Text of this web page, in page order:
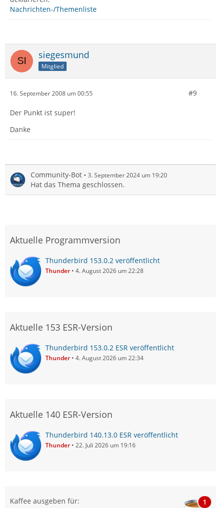
Nachrichten-/Themenliste
siegesmund
Mitglied
16. September 2008 um 00:55 #9
Der Punkt ist super!
Danke
Community-Bot 3. September 2024 um 19:20
Hat das Thema geschlossen.
Aktuelle Programmversion
Thunderbird 153.0.2 veröffentlicht
Thunder 4. August 2026 um 22:28
Aktuelle 153 ESR-Version
Thunderbird 153.0.2 ESR veröffentlicht
Thunder 4. August 2026 um 22:34
Aktuelle 140 ESR-Version
Thunderbird 140.13.0 ESR veröffentlicht
Thunder 22. Juli 2026 um 19:16
Kaffee ausgeben für: 1